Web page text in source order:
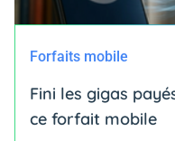
Forfaits mobile
Fini les gigas
ce forfait mobile